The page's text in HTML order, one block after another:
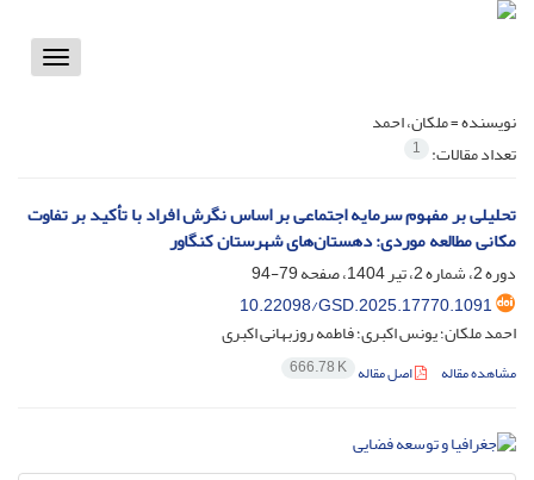
Toggle
نویسنده =ملکان، احمد
تعداد مقالات: 1
تحلیلی بر مفهوم سرمایه اجتماعی بر اساس نگرش افراد با تأکید بر تفاوت
مکانی مطالعه موردی: دهستان‌های شهرستان کنگاور
دوره 2، شماره 2، تیر 1404، صفحه
79-94
10.22098/GSD.2025.17770.1091
احمد ملکان؛ یونس اکبری؛ فاطمه روزبهانی اکبری
مشاهده مقاله اصل مقاله 666.78 K